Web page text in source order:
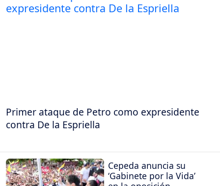
Primer ataque de Petro como expresidente
contra De la Espriella
Cepeda anuncia su
‘Gabinete por la Vida’